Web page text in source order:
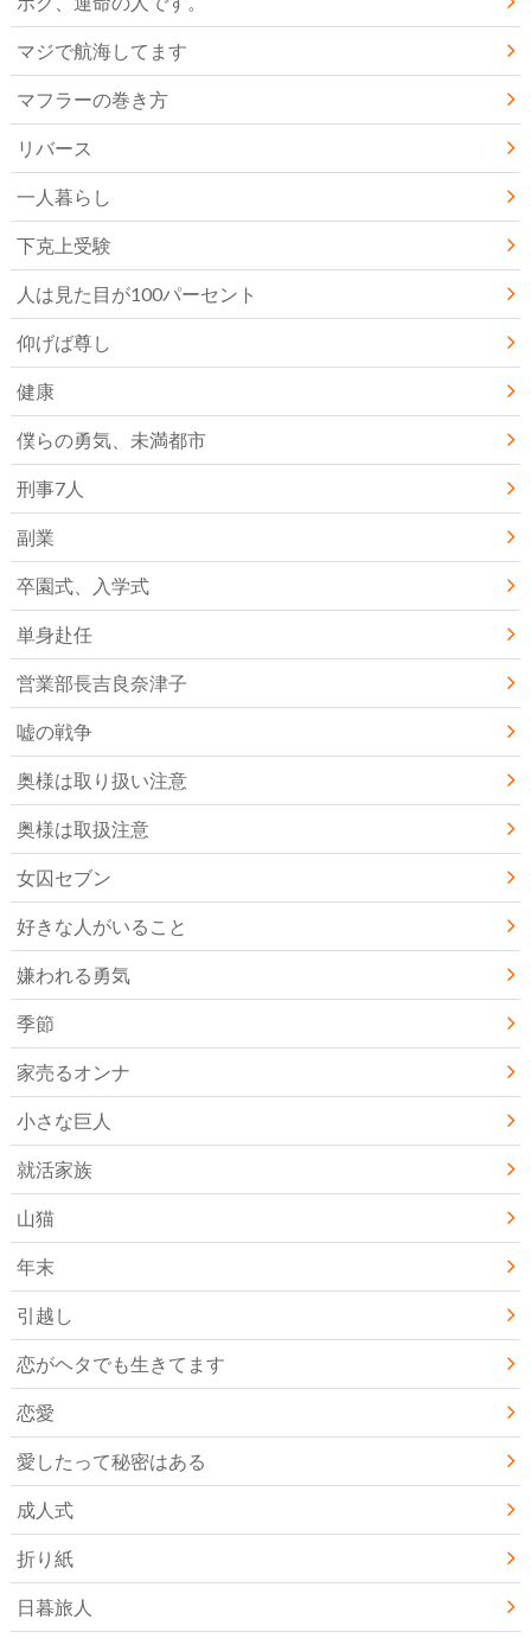
マジで航海してます
マフラーの巻き方
リバース
一人暮らし
下克上受験
人は見た目が100パーセント
仰げば尊し
健康
僕らの勇気、未満都市
刑事7人
副業
卒園式、入学式
単身赴任
営業部長吉良奈津子
嘘の戦争
奥様は取り扱い注意
奥様は取扱注意
女囚セブン
好きな人がいること
嫌われる勇気
季節
家売るオンナ
小さな巨人
就活家族
山猫
年末
引越し
恋がヘタでも生きてます
恋愛
愛したって秘密はある
成人式
折り紙
日暮旅人